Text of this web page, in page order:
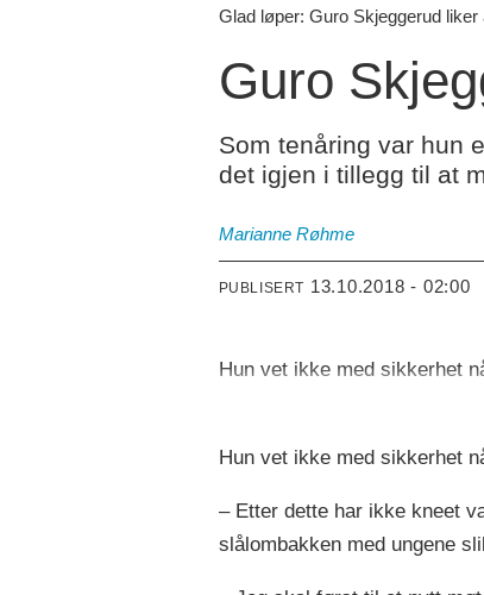
Glad løper: Guro Skjeggerud
Guro
Som tenåring var hun
det igjen i tillegg til at
Marianne Røhme
PUBLISERT 13.10.2018 - 02:00
Hun vet ikke med sikkerhet
Hun vet ikke med sikkerhet
– Etter dette har ikke kneet
slålombakken med ungene